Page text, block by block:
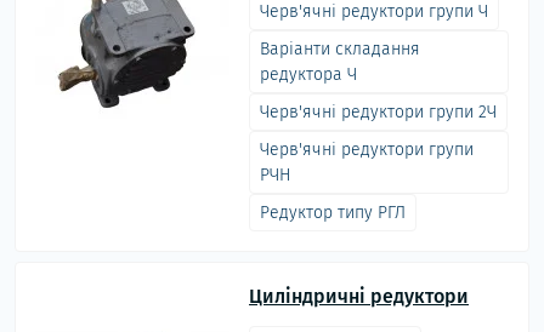
Черв'ячні редуктори групи Ч
Варіанти складання
редуктора Ч
Черв'ячні редуктори групи 2Ч
Черв'ячні редуктори групи
РЧН
Редуктор типу РГЛ
Циліндричні редуктори